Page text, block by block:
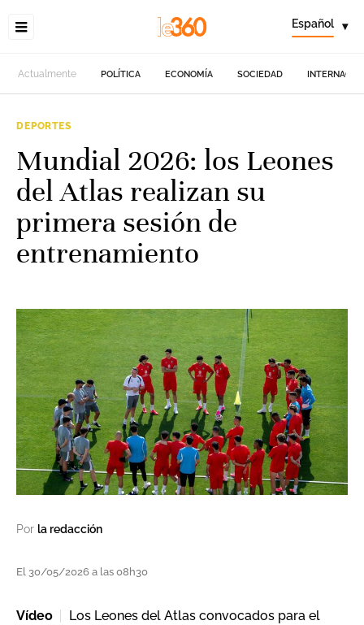
Español ▾
Actualmente POLÍTICA ECONOMÍA SOCIEDAD
DEPORTES
Mundial 2026: los Leones
del Atlas realizan su
primera sesión de
entrenamiento
Por la redacción
El 30/05/2026 a las 08h30
Vídeo
Los Leones del Atlas convocados para el